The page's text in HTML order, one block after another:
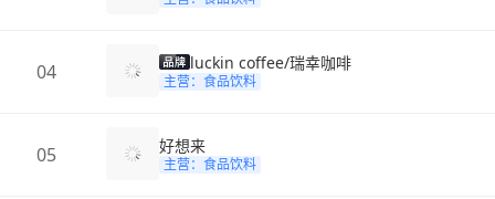
04 luckin coffee/瑞幸咖啡
主营：食品饮料
05 好想来
主营：食品饮料